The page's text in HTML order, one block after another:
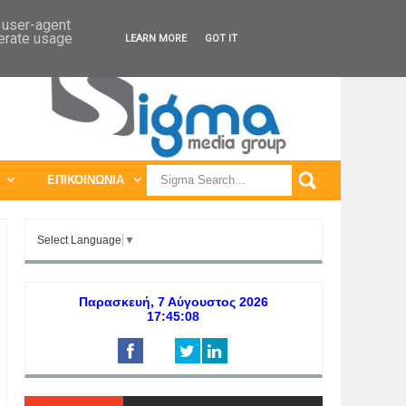
ΠΑΓΚΟΣΜΙΕΣ ΕΚΘΕΣΕΙΣ
ΕΠΙΚΟΙΝΩΝΙΑ
Select Language ▼
agent
usage LEARN MORE GOT IT